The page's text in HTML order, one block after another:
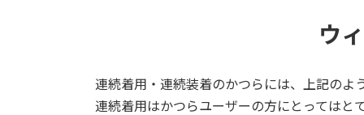
ウ
連続着用・連続装着のかつらには、上記のよ
連続着用はかつらユーザーの方にとってはと